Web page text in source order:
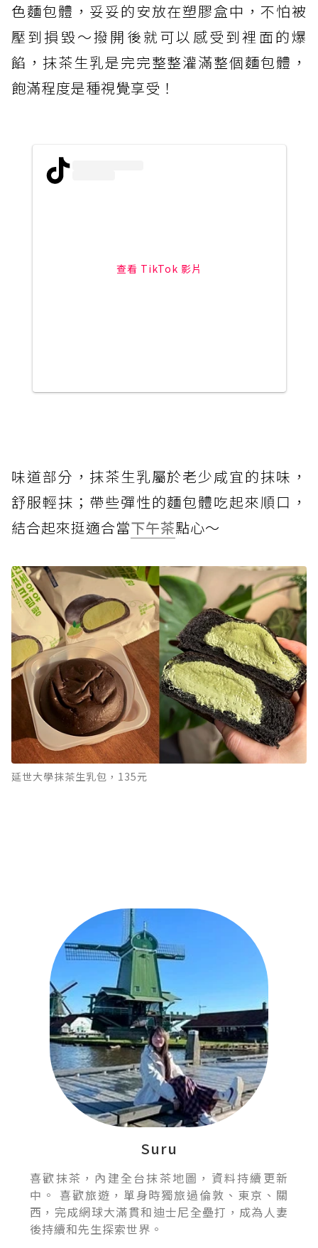
色麵包體，妥妥的安放在塑膠盒中，不怕被
壓到損毀～撥開後就可以感受到裡面的爆
餡，抹茶生乳是完完整整灌滿整個麵包體，
飽滿程度是種視覺享受！
查看 TikTok 影片
味道部分，抹茶生乳屬於老少咸宜的抹味，
舒服輕抹；帶些彈性的麵包體吃起來順口，
結合起來挺適合當下午茶點心～
延世大學抹茶生乳包，135元
Suru
喜歡抹茶，內建全台抹茶地圖，資料持續更新
中。 喜歡旅遊，單身時獨旅過倫敦、東京、關
西，完成網球大滿貫和迪士尼全壘打，成為人妻
後持續和先生探索世界。